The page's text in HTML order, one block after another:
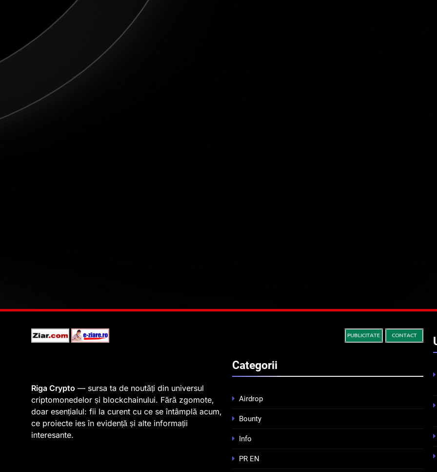
Riga Crypto — sursa ta de noutăți din universul
criptomonedelor și blockchainului. Fără zgomote,
doar esențialul: fii la curent cu ce se întâmplă acum,
ce proiecte ies în evidență și alte informații
interesante.
Categorii
Airdrop
Bounty
Info
PR EN